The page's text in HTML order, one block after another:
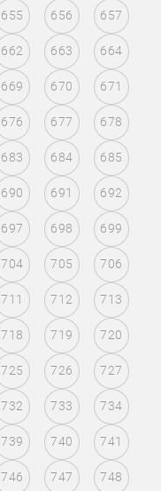
655 656 657
662 663 664
669 670 671
676 677 678
683 684 685
690 691 692
697 698 699
704 705 706
711 712 713
718 719 720
725 726 727
732 733 734
739 740 741
746 747 748